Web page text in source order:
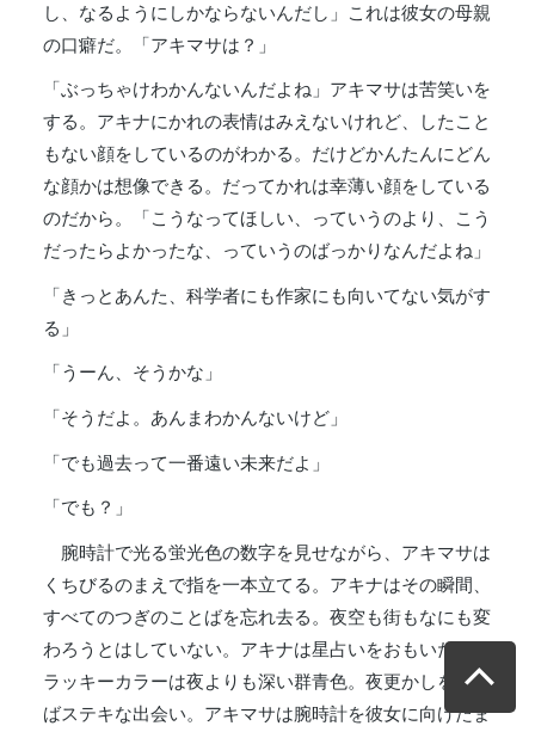
し、なるようにしかならないんだし」これは彼女の母親
の口癖だ。「アキマサは？」
「ぶっちゃけわかんないんだよね」アキマサは苦笑いを
する。アキナにかれの表情はみえないけれど、したこと
もない顔をしているのがわかる。だけどかんたんにどん
な顔かは想像できる。だってかれは幸薄い顔をしている
のだから。「こうなってほしい、っていうのより、こう
だったらよかったな、っていうのばっかりなんだよね」
「きっとあんた、科学者にも作家にも向いてない気がす
る」
「うーん、そうかな」
「そうだよ。あんまわかんないけど」
「でも過去って一番遠い未来だよ」
「でも？」
腕時計で光る蛍光色の数字を見せながら、アキマサは
くちびるのまえで指を一本立てる。アキナはその瞬間、
すべてのつぎのことばを忘れ去る。夜空も街もなにも変
わろうとはしていない。アキナは星占いをおもいだす。
ラッキーカラーは夜よりも深い群青色。夜更かしをすれ
ばステキな出会い。アキマサは腕時計を彼女に向けたま